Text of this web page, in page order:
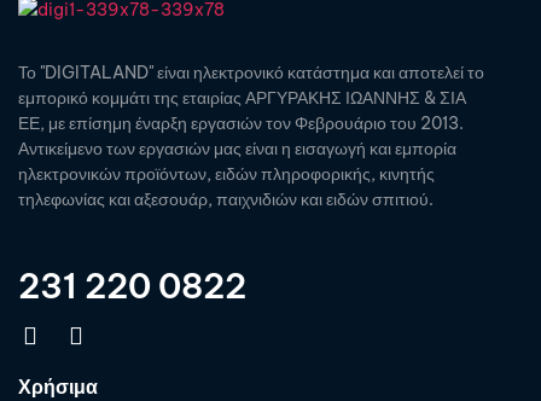
Το "DIGITALAND" είναι ηλεκτρονικό κατάστημα και αποτελεί το
εμπορικό κομμάτι της εταιρίας ΑΡΓΥΡΑΚΗΣ ΙΩΑΝΝΗΣ & ΣΙΑ
ΕΕ, με επίσημη έναρξη εργασιών τον Φεβρουάριο του 2013.
Αντικείμενο των εργασιών μας είναι η εισαγωγή και εμπορία
ηλεκτρονικών προϊόντων, ειδών πληροφορικής, κινητής
τηλεφωνίας και αξεσουάρ, παιχνιδιών και ειδών σπιτιού.
231 220 0822
Χρήσιμα